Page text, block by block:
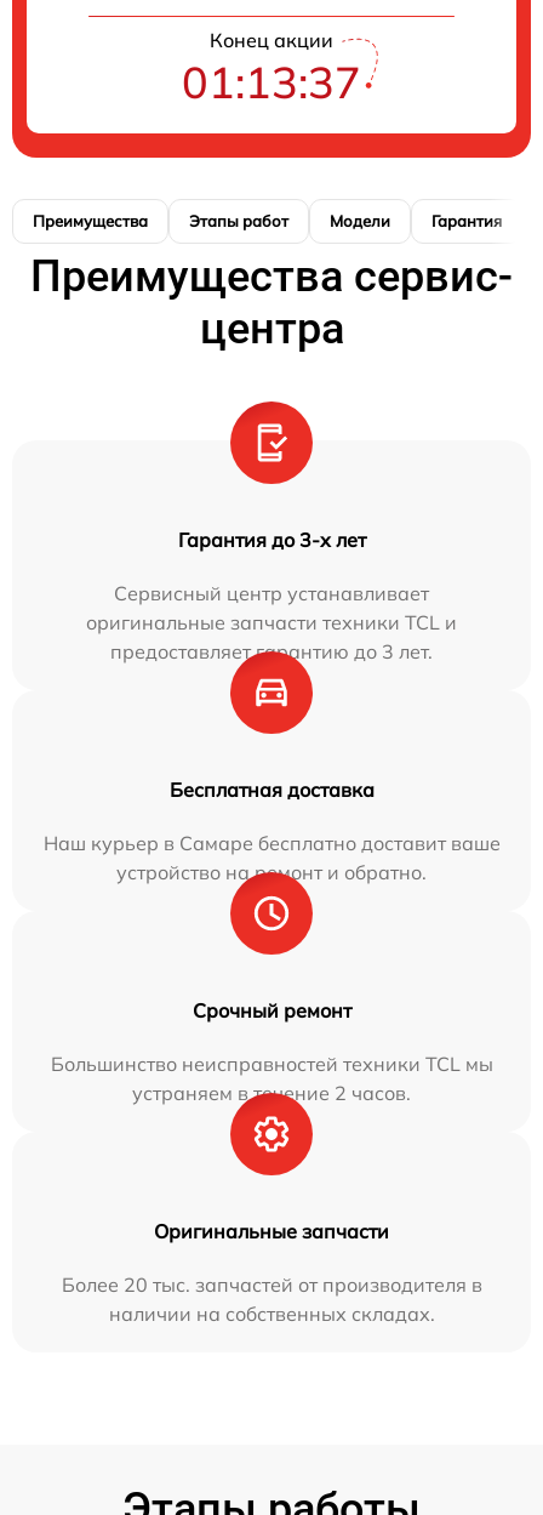
Конец акции
01:13:36
Преимущества Этапы работ Модели Гарантия
Преимущества сервис-
центра
Гарантия до 3-х лет
Сервисный центр устанавливает
оригинальные запчасти техники TCL и
предоставляет гарантию до 3 лет.
Бесплатная доставка
Наш курьер в Самаре бесплатно доставит ваше
устройство на ремонт и обратно.
Срочный ремонт
Большинство неисправностей техники TCL мы
устраняем в течение 2 часов.
Оригинальные запчасти
Более 20 тыс. запчастей от производителя в
наличии на собственных складах.